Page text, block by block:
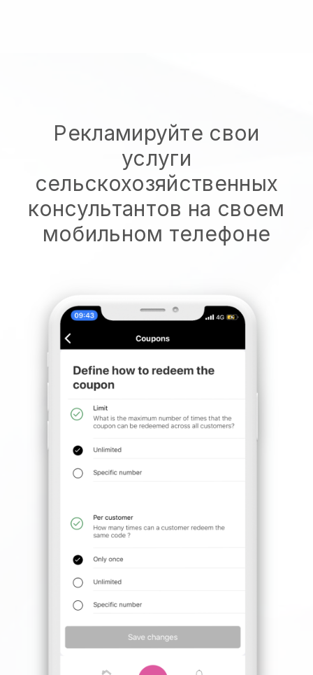
Рекламируйте свои
услуги
сельскохозяйственных
консультантов на своем
мобильном телефоне